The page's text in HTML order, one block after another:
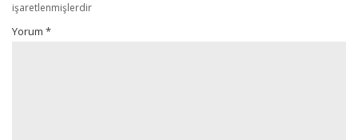
işaretlenmişlerdir
Yorum *